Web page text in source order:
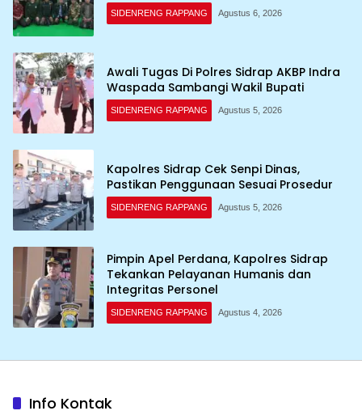
SIDENRENG RAPPANG Agustus 6, 2026
Awali Tugas Di Polres Sidrap AKBP Indra
Waspada Sambangi Wakil Bupati
SIDENRENG RAPPANG Agustus 5, 2026
Kapolres Sidrap Cek Senpi Dinas,
Pastikan Penggunaan Sesuai Prosedur
SIDENRENG RAPPANG Agustus 5, 2026
Pimpin Apel Perdana, Kapolres Sidrap
Tekankan Pelayanan Humanis dan
Integritas Personel
SIDENRENG RAPPANG Agustus 4, 2026
Info Kontak